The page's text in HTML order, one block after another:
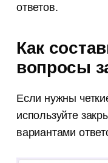
ответов.
Как
вопросы
Если нужны
используйте
вариантами